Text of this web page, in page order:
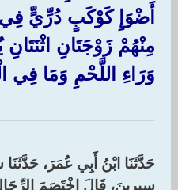
أَضْوَإِ كَوْكَبٍ دُرِّيٍّ
مِنْهُمْ زَوْجَتَانِ
وَرَاءِ اللَّحْمِ وَمَا فِي
حَدَّثَنَا ابْنُ أَبِي عُمَرَ،
سِيرِينَ، قَالَ اخْتَصَمَ